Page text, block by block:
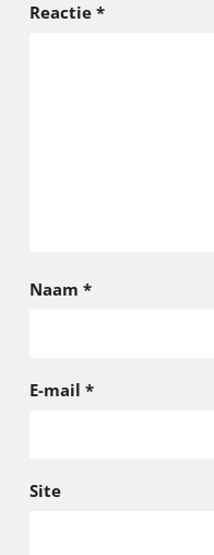
Reactie *
Naam *
E-mail *
Site